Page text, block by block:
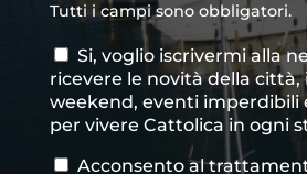
Tutti i campi sono obbligatori.
Consenso
newsletter
Si, voglio iscrivermi alla
ricevere le novità della città,
weekend, eventi imperdibili
per vivere Cattolica in ogni
Consenso*
Acconsento al